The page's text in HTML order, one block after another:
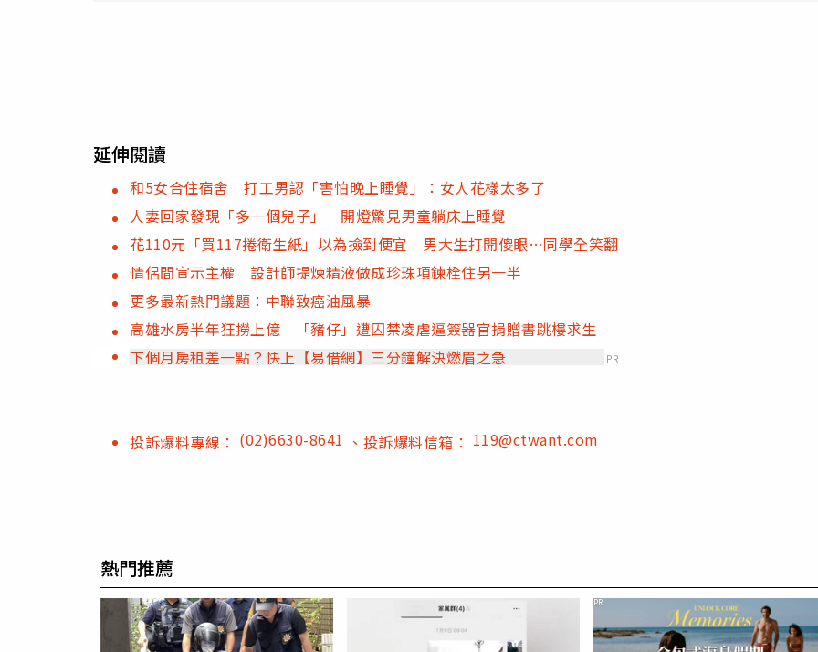
延伸閱讀
和5女合住宿舍 打工男認「害怕晚上睡覺」：女人花樣太多了
人妻回家發現「多一個兒子」 開燈驚見男童躺床上睡覺
花110元「買117捲衛生紙」以為撿到便宜 男大生打開傻眼…同學全笑翻
情侶間宣示主權 設計師提煉精液做成珍珠項鍊栓住另一半
更多最新熱門議題：中聯致癌油風暴
高雄水房半年狂撈上億 「豬仔」遭囚禁凌虐逼簽器官捐贈書跳樓求生
下個月房租差一點？快上【易借網】三分鐘解決燃眉之急
PR
投訴爆料專線： (02)6630-8641 、投訴爆料信箱：119@ctwant.com
熱門推薦
PR